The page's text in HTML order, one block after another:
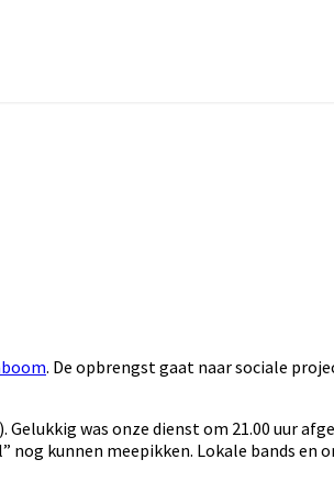
. De opbrengst gaat naar sociale
was onze dienst om 21.00 uur
nog kunnen meepikken. Lokale bands en